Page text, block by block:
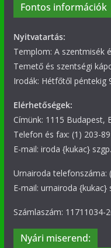
Fontos információk
Nyitvatartás:
Templom: A szentmisék
Temető és szentségi
Irodák: Hétfőtől péntekig
Elérhetőségek:
Címünk: 1115 Budapest,
Telefon és fax: (1) 203-
E-mail: iroda {kukac}
Urnairoda telefonszáma:
E-mail: urnairoda {kukac}
Számlaszám: 11711034-
Nyári miserend: